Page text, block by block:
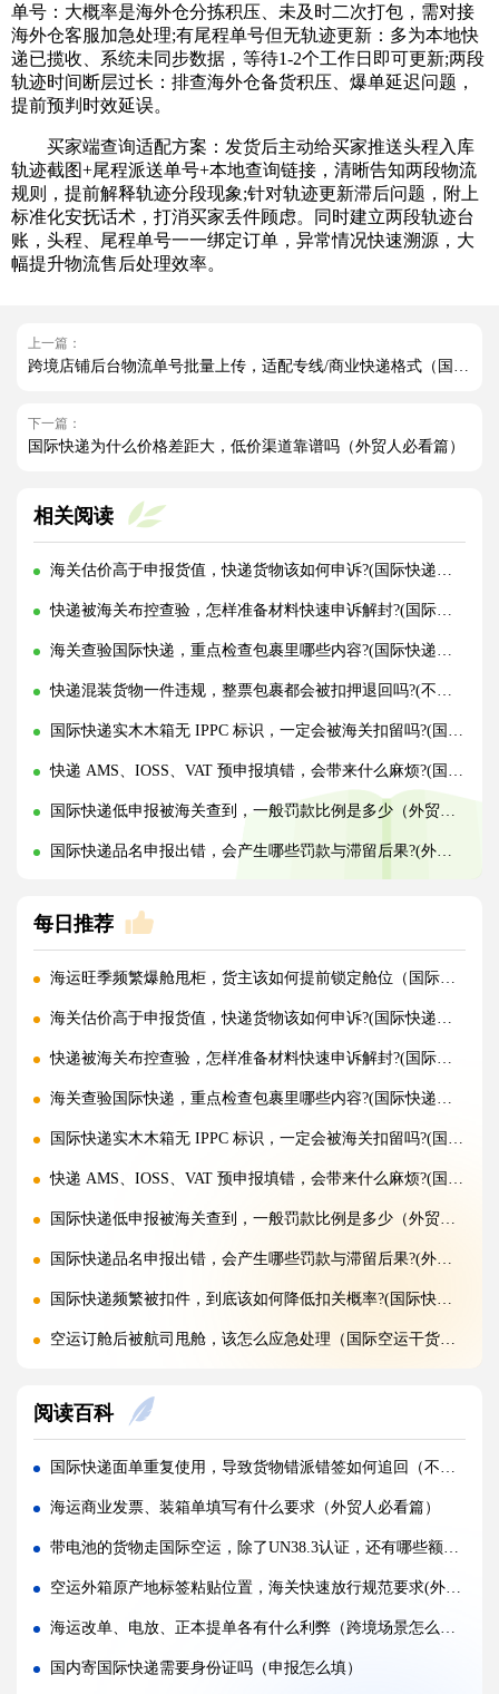
单号：大概率是海外仓分拣积压、未及时二次打包，需对接
海外仓客服加急处理;有尾程单号但无轨迹更新：多为本地快
递已揽收、系统未同步数据，等待1-2个工作日即可更新;两段
轨迹时间断层过长：排查海外仓备货积压、爆单延迟问题，
提前预判时效延误。
买家端查询适配方案：发货后主动给买家推送头程入库
轨迹截图+尾程派送单号+本地查询链接，清晰告知两段物流
规则，提前解释轨迹分段现象;针对轨迹更新滞后问题，附上
标准化安抚话术，打消买家丢件顾虑。同时建立两段轨迹台
账，头程、尾程单号一一绑定订单，异常情况快速溯源，大
幅提升物流售后处理效率。
上一篇：
下一篇：
国际快递为什么价格差距大，低价渠道靠谱吗（外贸人必看篇）
相关阅读
海关估价高于申报货值，快递货物该如何申诉?(国际快递干货知识分享)
快递被海关布控查验，怎样准备材料快速申诉解封?(国际快递干货知识分享)
海关查验国际快递，重点检查包裹里哪些内容?(国际快递干货知识分享)
快递混装货物一件违规，整票包裹都会被扣押退回吗?(不清楚的外贸人看过来)
国际快递实木木箱无 IPPC 标识，一定会被海关扣留吗?(国际快递干货知识分享)
快递 AMS、IOSS、VAT 预申报填错，会带来什么麻烦?(国际快递干货知识分享)
国际快递低申报被海关查到，一般罚款比例是多少（外贸人请注意）
国际快递品名申报出错，会产生哪些罚款与滞留后果?(外贸人请注意)
每日推荐
海运旺季频繁爆舱甩柜，货主该如何提前锁定舱位（国际海运干货知识分享）
海关估价高于申报货值，快递货物该如何申诉?(国际快递干货知识分享)
快递被海关布控查验，怎样准备材料快速申诉解封?(国际快递干货知识分享)
海关查验国际快递，重点检查包裹里哪些内容?(国际快递干货知识分享)
国际快递实木木箱无 IPPC 标识，一定会被海关扣留吗?(国际快递干货知识分享)
快递 AMS、IOSS、VAT 预申报填错，会带来什么麻烦?(国际快递干货知识分享)
国际快递低申报被海关查到，一般罚款比例是多少（外贸人请注意）
国际快递品名申报出错，会产生哪些罚款与滞留后果?(外贸人请注意)
国际快递频繁被扣件，到底该如何降低扣关概率?(国际快递干货知识分享)
空运订舱后被航司甩舱，该怎么应急处理（国际空运干货知识分享）
加急国际空运真的能提速，靠谱吗?(国际空运干货知识分享)
FBA 空运出现丢件破损，理赔流程怎么走（国际空运干货知识分享）
FBA 空运头程该怎么挑选靠谱物流货代（国际空运干货知识分享）
FBA 空运货物超重超尺寸会产生哪些附加费?(不清楚的亚马逊卖家看过来)
亚马逊 FBA 空运，空派和纯空运该怎么选择?(不清楚的亚马逊卖家看过来)
空运货物被海关布控，如何快速提交材料申诉（国际空运干货知识分享）
实木包装走国际空运必须做熏蒸热处理吗（国际空运干货知识分享）
阅读百科
国际快递面单重复使用，导致货物错派错签如何追回（不清楚的跨境电商卖家请注意）
海运商业发票、装箱单填写有什么要求（外贸人必看篇）
带电池的货物走国际空运，除了UN38.3认证，还有哪些额外要求？
空运外箱原产地标签粘贴位置，海关快速放行规范要求(外贸人请注意)
海运改单、电放、正本提单各有什么利弊（跨境场景怎么选）
国内寄国际快递需要身份证吗（申报怎么填）